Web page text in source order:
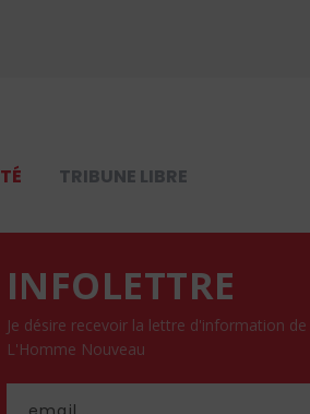
TRIBUNE LIBRE
INFOLETTRE
Je désire recevoir la lettre d'information de
L'Homme Nouveau